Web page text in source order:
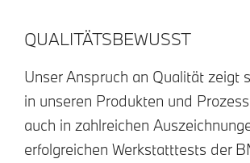
QUALITÄTSBEWUSST
Unser Anspruch an Qualität zeigt
in unseren Produkten und
auch in zahlreichen
erfolgreichen Werkstatttests der